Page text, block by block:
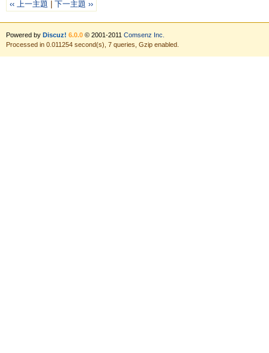
‹‹ 上一主題 下一主題 ››
Powered by Discuz! 6.0.0© 2001-2011 Comsenz Inc.
Processed in 0.011254 second(s), 7 queries, Gzip enabled.